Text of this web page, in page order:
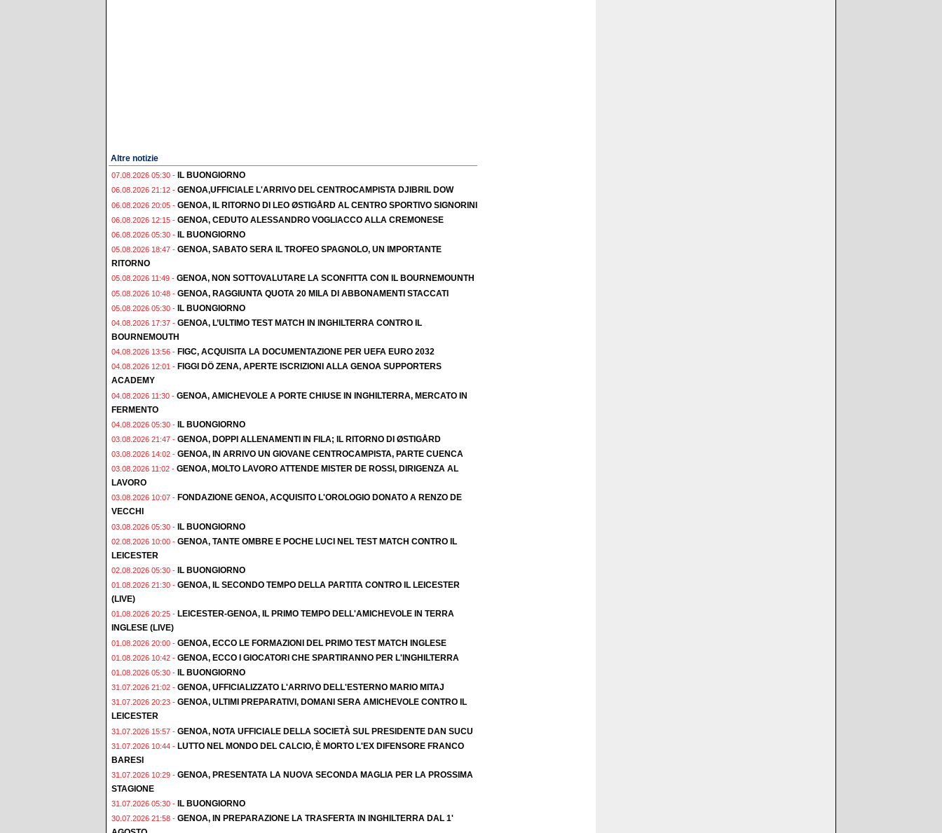
Altre notizie
07.08.2026 05:30 - IL BUONGIORNO
06.08.2026 21:12 - GENOA,UFFICIALE L'ARRIVO DEL CENTROCAMPISTA DJIBRIL DOW
06.08.2026 20:05 - GENOA, IL RITORNO DI LEO ØSTIGÅRD AL CENTRO SPORTIVO SIGNORINI
06.08.2026 12:15 - GENOA, CEDUTO ALESSANDRO VOGLIACCO ALLA CREMONESE
06.08.2026 05:30 - IL BUONGIORNO
05.08.2026 18:47 - GENOA, SABATO SERA IL TROFEO SPAGNOLO, UN IMPORTANTE
RITORNO
05.08.2026 11:49 - GENOA, NON SOTTOVALUTARE LA SCONFITTA CON IL BOURNEMOUNTH
05.08.2026 10:48 - GENOA, RAGGIUNTA QUOTA 20 MILA DI ABBONAMENTI STACCATI
05.08.2026 05:30 - IL BUONGIORNO
04.08.2026 17:37 - GENOA, L’ULTIMO TEST MATCH IN INGHILTERRA CONTRO IL
BOURNEMOUTH
04.08.2026 13:56 - FIGC, ACQUISITA LA DOCUMENTAZIONE PER UEFA EURO 2032
04.08.2026 12:01 - FIGGI DÖ ZENA, APERTE ISCRIZIONI ALLA GENOA SUPPORTERS
ACADEMY
04.08.2026 11:30 - GENOA, AMICHEVOLE A PORTE CHIUSE IN INGHILTERRA, MERCATO IN
FERMENTO
04.08.2026 05:30 - IL BUONGIORNO
03.08.2026 21:47 - GENOA, DOPPI ALLENAMENTI IN FILA; IL RITORNO DI ØSTIGÅRD
03.08.2026 14:02 - GENOA, IN ARRIVO UN GIOVANE CENTROCAMPISTA, PARTE CUENCA
03.08.2026 11:02 - GENOA, MOLTO LAVORO ATTENDE MISTER DE ROSSI, DIRIGENZA AL
LAVORO
03.08.2026 10:07 - FONDAZIONE GENOA, ACQUISITO L'OROLOGIO DONATO A RENZO DE
VECCHI
03.08.2026 05:30 - IL BUONGIORNO
02.08.2026 10:00 - GENOA, TANTE OMBRE E POCHE LUCI NEL TEST MATCH CONTRO IL
LEICESTER
02.08.2026 05:30 - IL BUONGIORNO
01.08.2026 21:30 - GENOA, IL SECONDO TEMPO DELLA PARTITA CONTRO IL LEICESTER
(LIVE)
01.08.2026 20:25 - LEICESTER-GENOA, IL PRIMO TEMPO DELL'AMICHEVOLE IN TERRA
INGLESE (LIVE)
01.08.2026 20:00 - GENOA, ECCO LE FORMAZIONI DEL PRIMO TEST MATCH INGLESE
01.08.2026 10:42 - GENOA, ECCO I GIOCATORI CHE SPARTIRANNO PER L'INGHILTERRA
01.08.2026 05:30 - IL BUONGIORNO
31.07.2026 21:02 - GENOA, UFFICIALIZZATO L'ARRIVO DELL'ESTERNO MARIO MITAJ
31.07.2026 20:23 - GENOA, ULTIMI PREPARATIVI, DOMANI SERA AMICHEVOLE CONTRO IL
LEICESTER
31.07.2026 15:57 - GENOA, NOTA UFFICIALE DELLA SOCIETÀ SUL PRESIDENTE DAN SUCU
31.07.2026 10:44 - LUTTO NEL MONDO DEL CALCIO, È MORTO L'EX DIFENSORE FRANCO
BARESI
31.07.2026 10:29 - GENOA, PRESENTATA LA NUOVA SECONDA MAGLIA PER LA PROSSIMA
STAGIONE
31.07.2026 05:30 - IL BUONGIORNO
30.07.2026 21:58 - GENOA, IN PREPARAZIONE LA TRASFERTA IN INGHILTERRA DAL 1'